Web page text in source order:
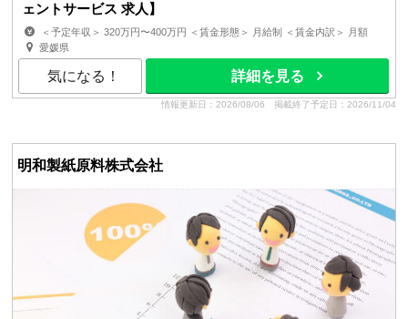
ェントサービス 求人】
＜予定年収＞ 320万円〜400万円 ＜賃金形態＞ 月給制 ＜賃金内訳＞ 月額
（基本給）：190,000円〜250,000円 ＜月給＞ 1...
愛媛県
気になる！ 詳細を見る
情報更新日：2026/08/06 掲載終了予定日：2026/11/04
明和製紙原料株式会社